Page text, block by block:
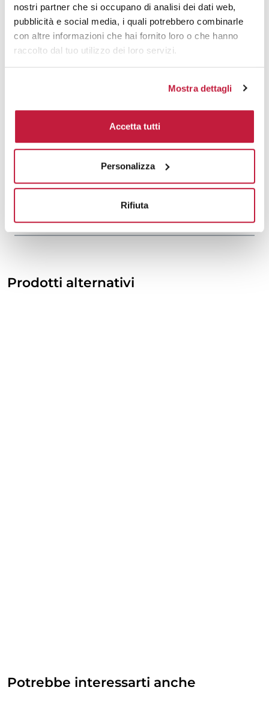
nostri partner che si occupano di analisi dei dati web,
pubblicità e social media, i quali potrebbero combinarle
con altre informazioni che hai fornito loro o che hanno
raccolto dal tuo utilizzo dei loro servizi.
Mostra dettagli
Accetta tutti
Personalizza
Rifiuta
1500 € 31,51 € 35,60
2000 € 31,32
€ 30,97
Tecniche di stampa
Area di personalizzazione
Domande e risposte
Prodotti alternativi
Potrebbe interessarti anche